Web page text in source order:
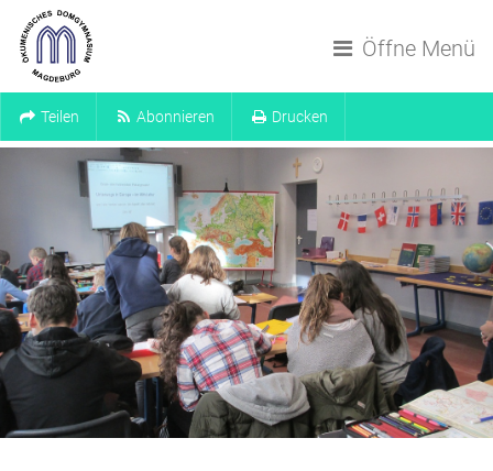
Öffne Menü
Teilen Abonnieren Drucken